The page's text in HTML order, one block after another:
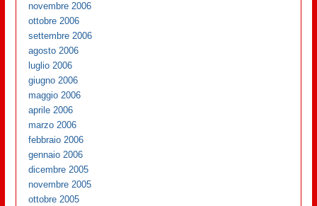
novembre 2006
ottobre 2006
settembre 2006
agosto 2006
luglio 2006
giugno 2006
maggio 2006
aprile 2006
marzo 2006
febbraio 2006
gennaio 2006
dicembre 2005
novembre 2005
ottobre 2005